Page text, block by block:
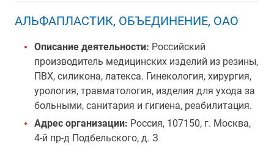
АЛЬФАПЛАСТИК, ОБЪЕДИНЕНИЕ, ОАО
Описание деятельности: Российский
производитель медицинских изделий из резины,
ПВХ, силикона, латекса. Гинекология, хирургия,
урология, травматология, изделия для ухода за
больными, санитария и гигиена, реабилитация.
Адрес организации: Россия, 107150, г. Москва,
4-й пр-д Подбельского, д. З